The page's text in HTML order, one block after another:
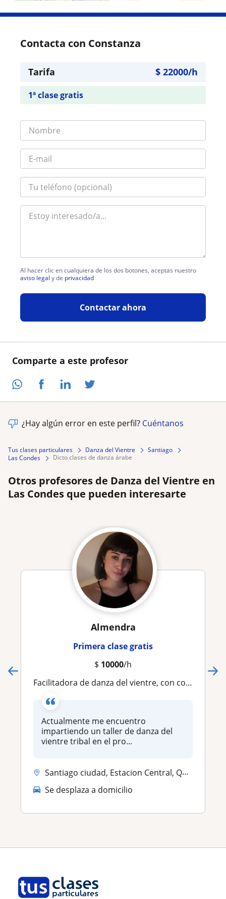
Comparte a este profesor
Contacta con Constanza
Tarifa $ 22000/h
1ª clase gratis
Al hacer clic en cualquiera de los dos botones, aceptas nuestro
aviso legal y de privacidad
Contactar ahora
¿Hay algún error en este perfil? Cuéntanos
Tus clases particulares Danza del Vientre
Santiago
Las Condes
dicto clases de danza árabe
Otros profesores de Danza del Vientre en
Las Condes que pueden interesarte
Almendra
Primera clase gratis
$ 10000/h
Facilitadora de danza del vientre, con conocimiento en conexión corporal, flexibilidad y ejercicios respiratorios
Actualmente me encuentro
impartiendo un taller de danza del
vientre tribal en el pro...
Santiago ciudad, Estacion Central, Quinta Normal
Se desplaza a domicilio